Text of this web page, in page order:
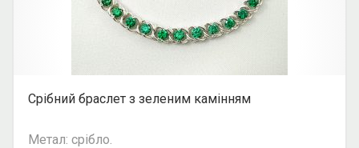
Срібний браслет з зеленим камінням
Метал: срібло.